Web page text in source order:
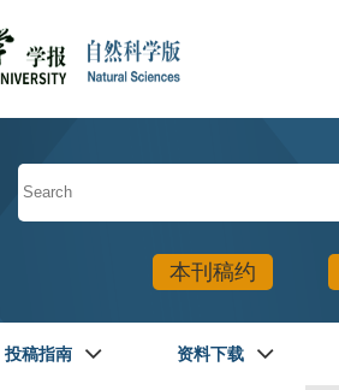
本刊稿约
投稿指南 资料下载